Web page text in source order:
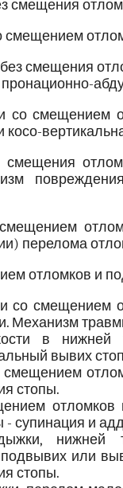
смещения
смещением
смещения
со смещением
перелома
отломков и
со смещением
Механизм
в нижней
вывих
стопы.
отломков
супинация и
нижней
или
стопы.